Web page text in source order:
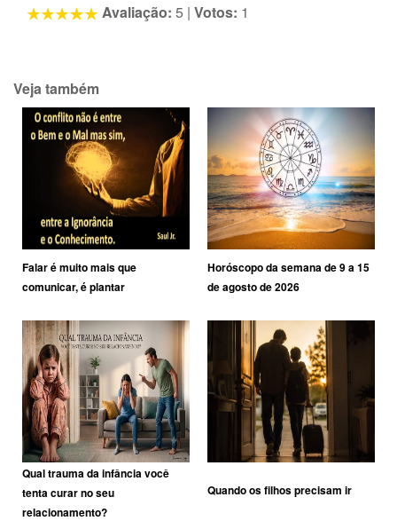
Avaliação: 5 | Votos: 1
Veja também
Falar é muito mais que
comunicar, é plantar
Horóscopo da semana de 9 a 15
de agosto de 2026
Qual trauma da infância você
tenta curar no seu
relacionamento?
Quando os filhos precisam ir